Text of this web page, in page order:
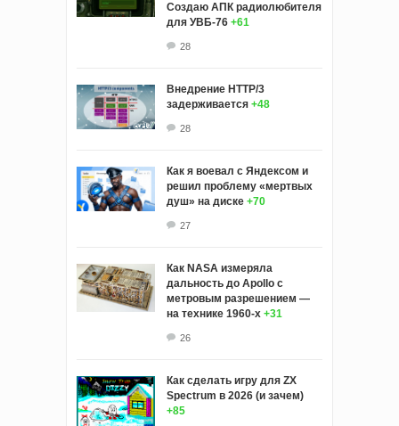
Создаю АПК радиолюбителя
для УВБ-76 +61
28
Внедрение HTTP/3
задерживается +48
28
Как я воевал с Яндексом и
решил проблему «мертвых
душ» на диске +70
27
Как NASA измеряла
дальность до Apollo с
метровым разрешением —
на технике 1960-х +31
26
Как сделать игру для ZX
Spectrum в 2026 (и зачем)
+85